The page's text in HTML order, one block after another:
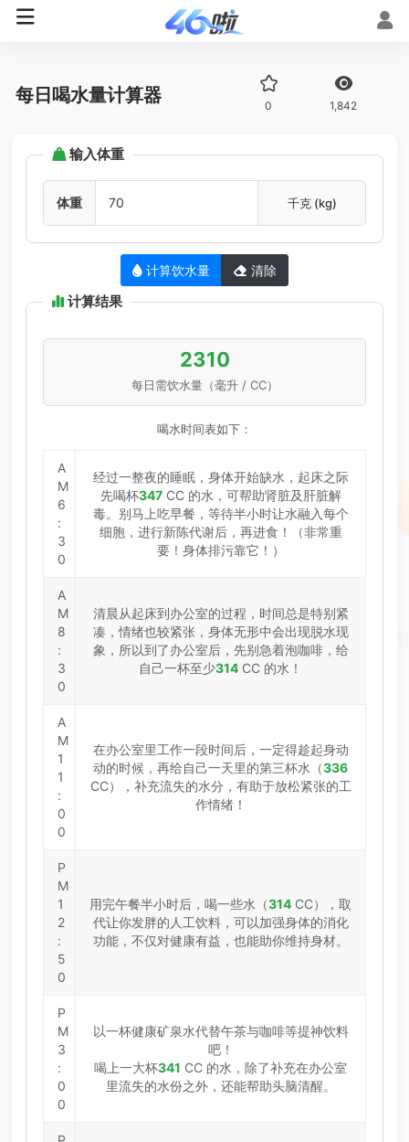
每日喝水量计算器 0 1,842
输入体重
体重 千克 (kg)
计算饮水量 清除
计算结果
2310
每日需饮水量（毫升 / CC）
喝水时间表如下：
A
M
6
:
3
0
经过一整夜的睡眠，身体开始缺水，起床之际
先喝杯347CC 的水，可帮助肾脏及肝脏解
毒。别马上吃早餐，等待半小时让水融入每个
细胞，进行新陈代谢后，再进食！（非常重
要！身体排污靠它！）
A
M
8
:
3
0
清晨从起床到办公室的过程，时间总是特别紧
凑，情绪也较紧张，身体无形中会出现脱水现
象，所以到了办公室后，先别急着泡咖啡，给
自己一杯至少314 CC 的水！
A
M
1
1
:
0
0
在办公室里工作一段时间后，一定得趁起身动
动的时候，再给自己一天里的第三杯水（336
CC），补充流失的水分，有助于放松紧张的工
作情绪！
P
M
1
2
:
5
0
用完午餐半小时后，喝一些水（314 CC），取
代让你发胖的人工饮料，可以加强身体的消化
功能，不仅对健康有益，也能助你维持身材。
P
M
3
:
0
0
以一杯健康矿泉水代替午茶与咖啡等提神饮料
吧！
喝上一大杯341 CC 的水，除了补充在办公室
里流失的水份之外，还能帮助头脑清醒。